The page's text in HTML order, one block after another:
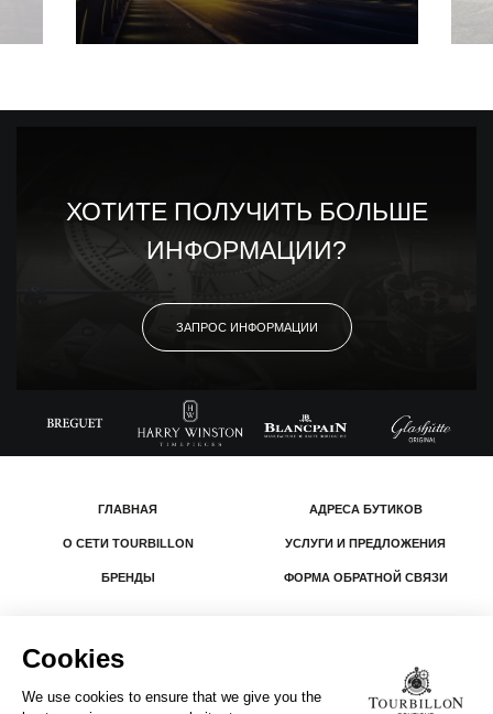
ХОТИТЕ ПОЛУЧИТЬ БОЛЬШЕ
ИНФОРМАЦИИ?
ЗАПРОС ИНФОРМАЦИИ
ГЛАВНАЯ
О СЕТИ TOURBILLON
БРЕНДЫ
АДРЕСА БУТИКОВ
УСЛУГИ И ПРЕДЛОЖЕНИЯ
ФОРМА ОБРАТНОЙ СВЯЗИ
Все права защищены.